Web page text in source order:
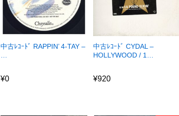
中古ﾚｺｰﾄﾞ RAPPIN’ 4-TAY –
¥0
中古ﾚｺｰﾄﾞ CYDAL –
HOLLYWOOD / 1…
¥920